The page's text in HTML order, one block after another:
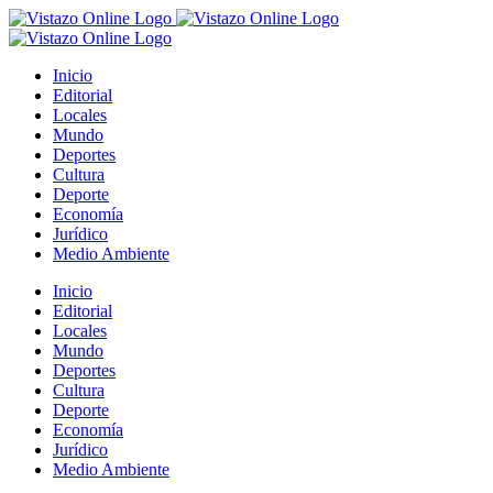
Saltar
al
Inicio
Editorial
Locales
Mundo
Deportes
Cultura
Deporte
Economía
Jurídico
Medio Ambiente
Inicio
Editorial
Locales
Mundo
Deportes
Cultura
Deporte
Economía
Jurídico
Medio Ambiente